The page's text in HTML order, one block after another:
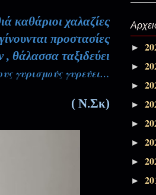
Αποσπάσματα Εκπομπών
Αποσπάσματα Εκπομπών
Αποσπάσματα Εκπομπών,
Πεντηκοστάριο
Αποσπάσματα Εκπομπών,
Αποσπάσματα Εκπομπών,
καθάριοι χαλαζίες
προστασίες
θάλασσα ταξιδεύει
γυρισμούς γυρεύει…
( Ν.Σκ)
►
►
►
►
►
►
►
►